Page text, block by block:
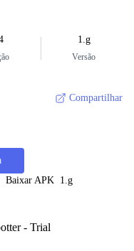
1.g
Versão
Compartilhar
Baixar APK 1.g
- Trial